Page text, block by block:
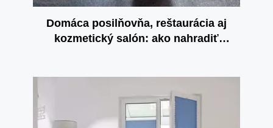
Domáca posilňovňa, reštaurácia aj
kozmetický salón: ako nahradiť